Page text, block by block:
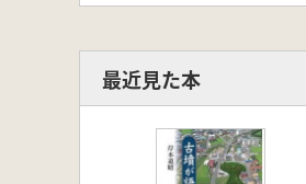
最近見た本